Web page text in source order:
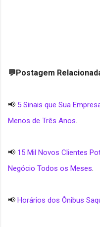
💬Postagem
📢 5 Sinais que Sua
Menos de Três Anos.
📢 15 Mil Novos Clientes
Negócio Todos os Meses.
📢 Horários dos Ônibus